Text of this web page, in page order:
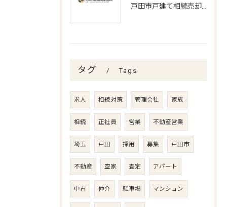
タグ Tags
求人 相続対策 管理会社 家族
相続 正社員 営業 不動産営業
埼玉 戸田 採用 募集 戸田市
不動産 空家 査定 アパート
中古 仲介 駐車場 マンション